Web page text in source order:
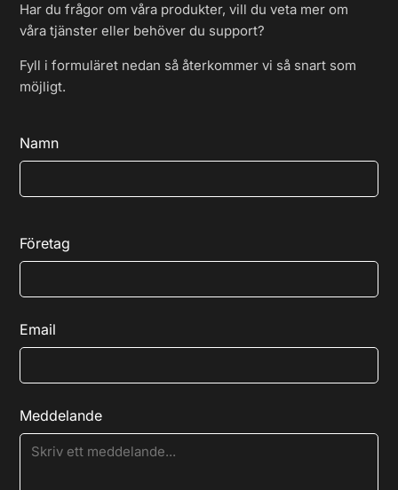
Har du frågor om våra produkter, vill du veta mer om
våra tjänster eller behöver du support?
Fyll i formuläret nedan så återkommer vi så snart som
möjligt.
Namn
Företag
Email
Meddelande